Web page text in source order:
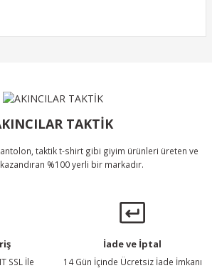
daha pahalı.
alternatifler olmalı.
Ürün Bulunamadı.
TAKTİK
taktik t-shirt gibi giyim ürünleri üreten ve
%100 yerli bir markadır.
SSL İle
İade ve İptal
14 Gün İçinde Ücretsiz İade İmkanı